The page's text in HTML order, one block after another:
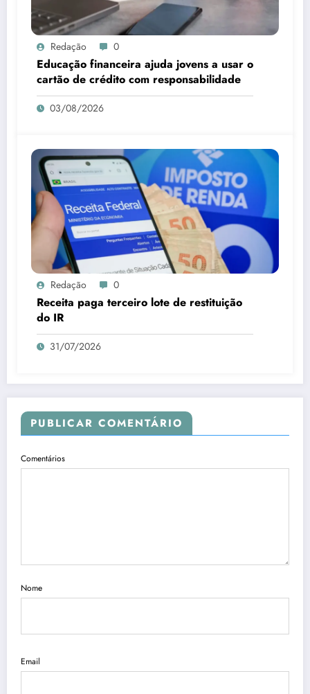
Redação 0
Educação financeira ajuda jovens a usar o
cartão de crédito com responsabilidade
03/08/2026
Redação 0
Receita paga terceiro lote de restituição
do IR
31/07/2026
PUBLICAR COMENTÁRIO
Comentários
Nome
Email